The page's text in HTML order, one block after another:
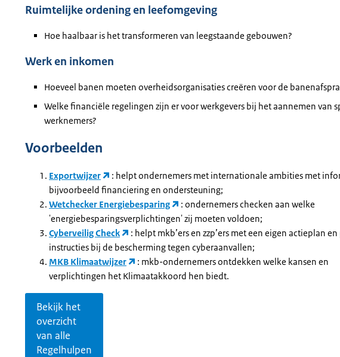
Ruimtelijke ordening en leefomgeving
Hoe haalbaar is het transformeren van leegstaande gebouwen?
Werk en inkomen
Hoeveel banen moeten overheidsorganisaties creëren voor de
Welke financiële regelingen zijn er voor werkgevers bij het aannemen van
werknemers?
Voorbeelden
Exportwijzer
: helpt ondernemers met internationale ambities met
bijvoorbeeld financiering en ondersteuning;
Wetchecker Energiebesparing
: ondernemers checken aan welke
'energiebesparingsverplichtingen' zij moeten voldoen;
Cyberveilig Check
: helpt mkb’ers en zzp’ers met een eigen actieplan
instructies bij de bescherming tegen cyberaanvallen;
MKB Klimaatwijzer
: mkb-ondernemers ontdekken welke kansen en
verplichtingen het Klimaatakkoord hen biedt.
Bekijk het
overzicht
van alle
Regelhulpen